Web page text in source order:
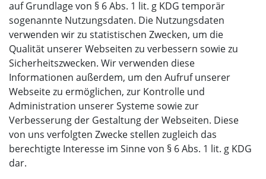
auf Grundlage von § 6 Abs. 1 lit. g KDG temporär
sogenannte Nutzungsdaten. Die Nutzungsdaten
verwenden wir zu statistischen Zwecken, um die
Qualität unserer Webseiten zu verbessern sowie zu
Sicherheitszwecken. Wir verwenden diese
Informationen außerdem, um den Aufruf unserer
Webseite zu ermöglichen, zur Kontrolle und
Administration unserer Systeme sowie zur
Verbesserung der Gestaltung der Webseiten. Diese
von uns verfolgten Zwecke stellen zugleich das
berechtigte Interesse im Sinne von § 6 Abs. 1 lit. g KDG
dar.